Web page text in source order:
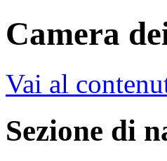
Camera
Vai al
Sezione di